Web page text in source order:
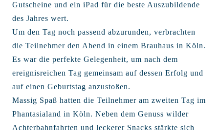
Gutscheine und ein iPad für die beste Auszubildende
des Jahres wert.
Um den Tag noch passend abzurunden, verbrachten
die Teilnehmer den Abend in einem Brauhaus in Köln.
Es war die perfekte Gelegenheit, um nach dem
ereignisreichen Tag gemeinsam auf dessen Erfolg und
auf einen Geburtstag anzustoßen.
Massig Spaß hatten die Teilnehmer am zweiten Tag im
Phantasialand in Köln. Neben dem Genuss wilder
Achterbahnfahrten und leckerer Snacks stärkte sich